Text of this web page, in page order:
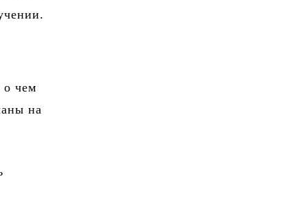
о чем
на